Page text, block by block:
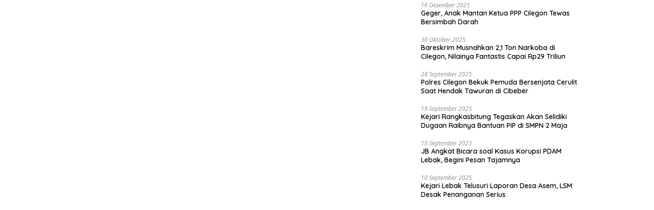
16 Desember 2025
Geger, Anak Mantan Ketua PPP Cilegon Tewas
Bersimbah Darah
30 Oktober 2025
Bareskrim Musnahkan 2,1 Ton Narkoba di
Cilegon, Nilainya Fantastis Capai Rp29 Triliun
28 September 2025
Polres Cilegon Bekuk Pemuda Bersenjata Cerulit
Saat Hendak Tawuran di Cibeber
19 September 2025
Kejari Rangkasbitung Tegaskan Akan Selidiki
Dugaan Raibnya Bantuan PIP di SMPN 2 Maja
10 September 2025
JB Angkat Bicara soal Kasus Korupsi PDAM
Lebak, Begini Pesan Tajamnya
10 September 2025
Kejari Lebak Telusuri Laporan Desa Asem, LSM
Desak Penanganan Serius